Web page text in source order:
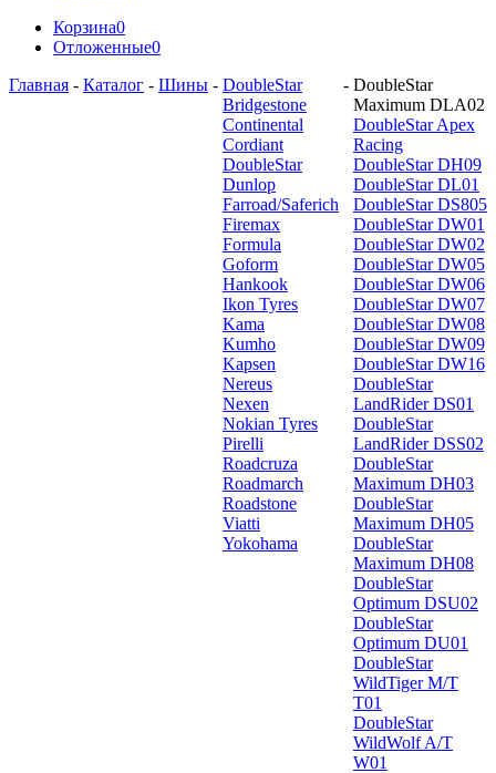
Корзина0
Отложенные0
Главная - Каталог - Шины - DoubleStar
Bridgestone
Continental
Cordiant
DoubleStar
Dunlop
Farroad/Saferich
Firemax
Formula
Goform
Hankook
Ikon Tyres
Kama
Kumho
Kapsen
Nereus
Nexen
Nokian Tyres
Pirelli
Roadcruza
Roadmarch
Roadstone
Viatti
Yokohama
- DoubleStar
Maximum DLA02
DoubleStar Apex
Racing
DoubleStar DH09
DoubleStar DL01
DoubleStar DS805
DoubleStar DW01
DoubleStar DW02
DoubleStar DW05
DoubleStar DW06
DoubleStar DW07
DoubleStar DW08
DoubleStar DW09
DoubleStar DW16
DoubleStar
LandRider DS01
DoubleStar
LandRider DSS02
DoubleStar
Maximum DH03
DoubleStar
Maximum DH05
DoubleStar
Maximum DH08
DoubleStar
Optimum DSU02
DoubleStar
Optimum DU01
DoubleStar
WildTiger M/T
T01
DoubleStar
WildWolf A/T
W01